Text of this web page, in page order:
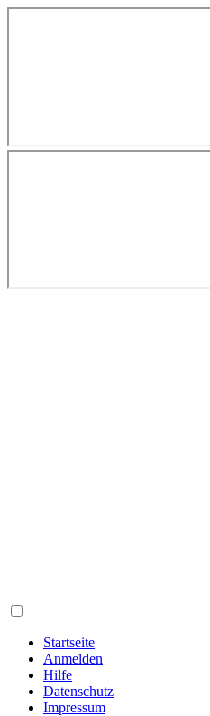
Startseite
Anmelden
Hilfe
Datenschutz
Impressum